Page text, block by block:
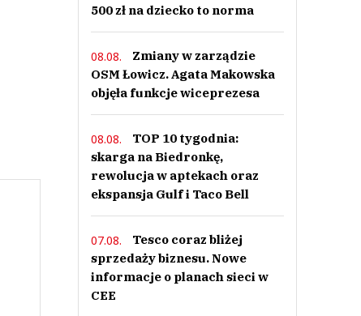
500 zł na dziecko to norma
08.08.
Zmiany w zarządzie
OSM Łowicz. Agata Makowska
objęła funkcje wiceprezesa
08.08.
TOP 10 tygodnia:
skarga na Biedronkę,
rewolucja w aptekach oraz
ekspansja Gulf i Taco Bell
07.08.
Tesco coraz bliżej
sprzedaży biznesu. Nowe
informacje o planach sieci w
CEE